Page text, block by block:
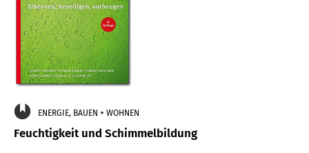
ENERGIE, BAUEN + WOHNEN
Feuchtigkeit und Schimmelbildung